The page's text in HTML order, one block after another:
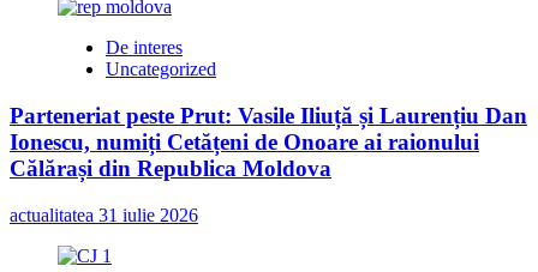
Au
evacuările
rău-
din
locuinţele
sociale
De interes
Uncategorized
Parteneriat peste Prut: Vasile Iliuță și Laurențiu Dan
Ionescu, numiți Cetățeni de Onoare ai raionului
Călărași din Republica Moldova
actualitatea 31 iulie 2026